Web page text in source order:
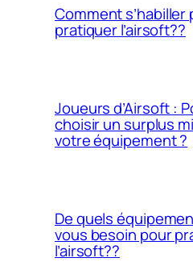
Comment s’habiller
pratiquer l’airsoft??
Joueurs d’Airsoft :
choisir un surplus
votre équipement ?
De quels
vous besoin pour
l’airsoft??